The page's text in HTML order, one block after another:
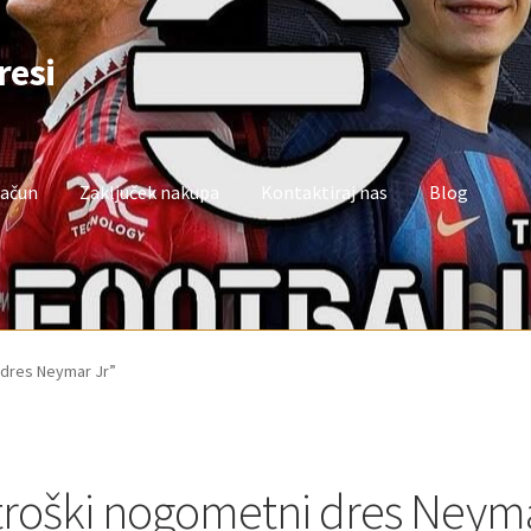
Zaključek nakupa Kontaktiraj nas Blog
račun Trgovina
Neymar Jr”
nogometni dres